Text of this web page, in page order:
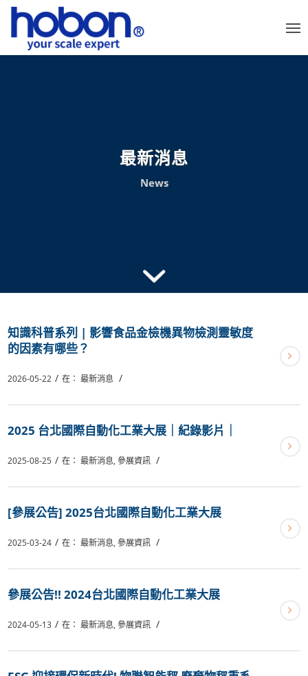
最新消息
News
知識科普系列 | 影響食品金檢機異物檢測靈敏度
的因素有哪些？
2026-05-22 / 在：最新消息 /
2025 台北國際自動化工業大展｜紀錄影片｜
2025-08-25 / 在：最新消息,參展資訊 /
[參展公告] 2025台北國際自動化工業大展
2025-03-24 / 在：最新消息,參展資訊 /
參展公告!! 2024台北國際自動化工業大展
2024-05-13 / 在：最新消息,參展資訊 /